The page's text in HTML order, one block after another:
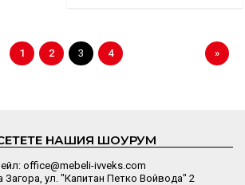
1 2 3 4 »
НАШИЯ ШОУРУМ
office@mebeli-ivveks.com
Загора, ул. "Капитан Петко Войвода" 2